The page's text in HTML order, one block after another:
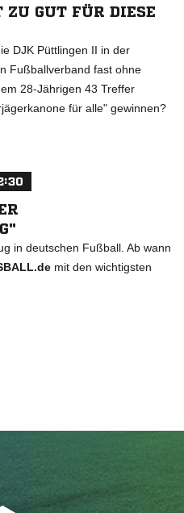
GUT FÜR DIESE K
DJK Püttlingen II in der
Fußballverband fast ohne
28-Jährigen 43 Treffer
für alle" gewinnen?
in deutschen Fußball. Ab wann
mit den wichtigsten